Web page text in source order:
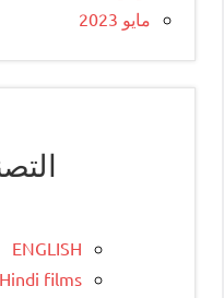
مايو 2023
ENGLISH
Hindi films